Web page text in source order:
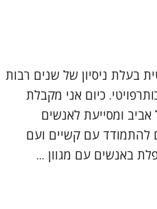
בעלת ניסיון של שנים רבות
כיום אני מקבלת
ומסייעת לאנשים
להתמודד עם קשיים ועם
באנשים עם מגוון ...